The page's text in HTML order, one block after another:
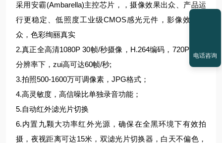
采用安霸(Ambarella)主控芯片，，摄像效果出众、产品运
行更稳定、低照度工业级CMOS感光元件，影像效果出
众，色彩绚丽真实
2.真正全高清1080P 30帧/秒摄像，H.264编码，720P 摄像
分辨率下，zui高可达60帧/秒;
3.拍照500-1600万可调像素，JPG格式；
4.高灵敏度，高信噪比单独录音功能；
5.自动红外滤光片切换
6.内置九颗大功率红外光源，确保在全黑环境下有效拍
摄，夜视距离可达15米，双滤光片切换器，白天不偏色，
电话咨询